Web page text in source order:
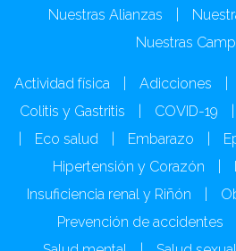
Nuestras Alianzas
Nuestras
Actividad física Adicciones
Colitis y Gastritis
COVID-19
Eco salud Embarazo
Hipertensión y Corazón
Insuficiencia renal y Riñón
Prevención de accidentes